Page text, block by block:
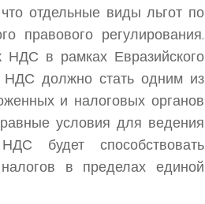
отдельные виды льгот по
правового регулирования.
НДС в рамках Евразийского
НДС должно стать одним из
и налоговых органов
условия для ведения
будет способствовать
в пределах единой